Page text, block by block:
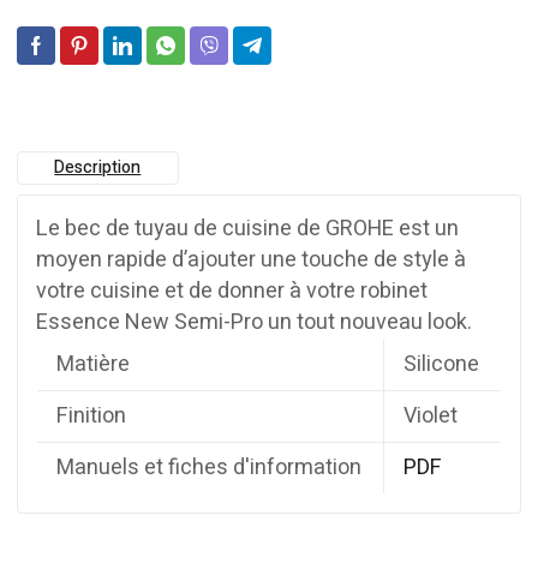
Description
Le bec de tuyau de cuisine de GROHE est un
moyen rapide d’ajouter une touche de style à
votre cuisine et de donner à votre robinet
Essence New Semi-Pro un tout nouveau look.
Matière
Silicone
Finition
Violet
Manuels et fiches d'information
PDF